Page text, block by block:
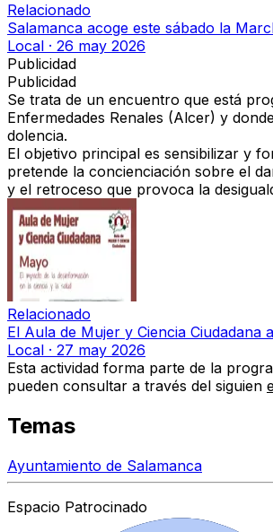
Relacionado
Salamanca acoge este sábado la
Local · 26 may 2026
Publicidad
Publicidad
Se trata de un encuentro que está
Enfermedades Renales (Alcer) y
dolencia.
El objetivo principal es sensibilizar y
pretende la concienciación sobre el
y el retroceso que provoca la
Relacionado
El Aula de Mujer y Ciencia
Local · 27 may 2026
Esta actividad forma parte de la
pueden consultar a través del siguien
Temas
Ayuntamiento de Salamanca
Espacio Patrocinado